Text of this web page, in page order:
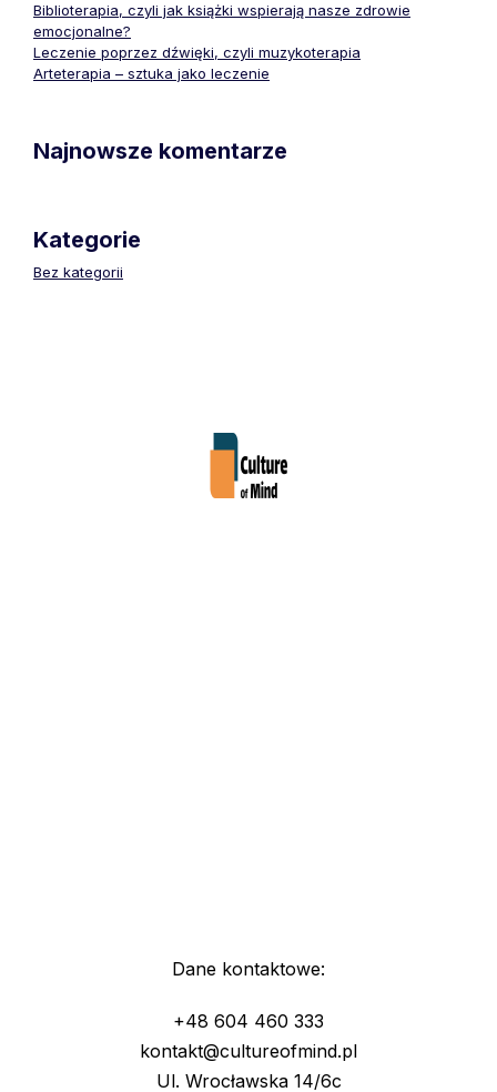
Biblioterapia, czyli jak książki wspierają nasze zdrowie
emocjonalne?
Leczenie poprzez dźwięki, czyli muzykoterapia
Arteterapia – sztuka jako leczenie
Najnowsze komentarze
Kategorie
Bez kategorii
Dane kontaktowe:
+48 604 460 333
kontakt@cultureofmind.pl
Ul. Wrocławska 14/6c